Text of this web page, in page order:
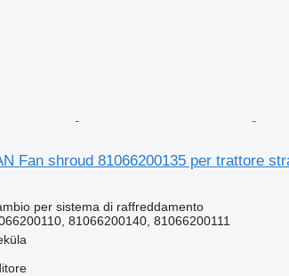
Fan shroud 81066200135 per trattore
per sistema di raffreddamento
81066200140, 81066200111